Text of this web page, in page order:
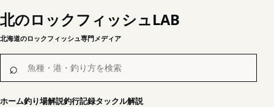
北のロックフィッシュLAB
北海道のロックフィッシュ専門メディア
魚種・港・釣り方を検索
⌕
ホーム釣り場解説釣行記録タックル解説